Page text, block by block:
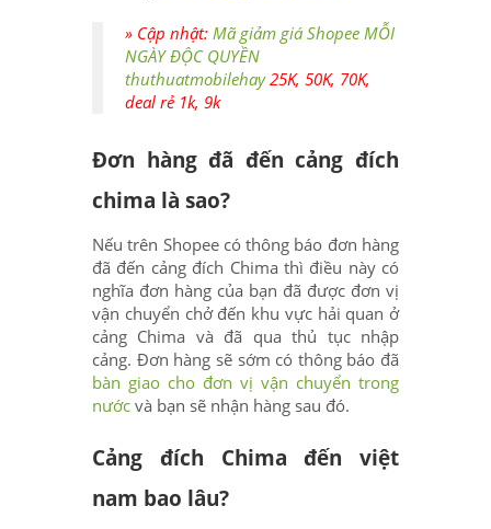
» Cập nhật: Mã giảm giá Shopee MỖI
NGÀY ĐỘC QUYỀN
thuthuatmobilehay 25K, 50K, 70K,
deal rẻ 1k, 9k
Đơn hàng đã đến cảng đích
chima là sao?
Nếu trên Shopee có thông báo đơn hàng
đã đến cảng đích Chima thì điều này có
nghĩa đơn hàng của bạn đã được đơn vị
vận chuyển chở đến khu vực hải quan ở
cảng Chima và đã qua thủ tục nhập
cảng. Đơn hàng sẽ sớm có thông báo đã
bàn giao cho đơn vị vận chuyển trong
nước và bạn sẽ nhận hàng sau đó.
Cảng đích Chima đến việt
nam bao lâu?